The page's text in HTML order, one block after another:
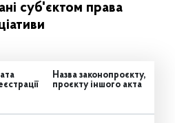
суб'єктом права
Назва законопроєкту,
проєкту іншого акта